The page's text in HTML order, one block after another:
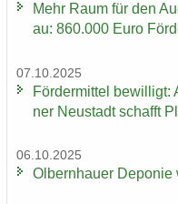
Mehr Raum für den
au: 860.000 Euro
07.10.2025
För­der­mit­tel
ner Neu­stadt schafft
06.10.2025
Ol­bern­hau­er De­po­nie